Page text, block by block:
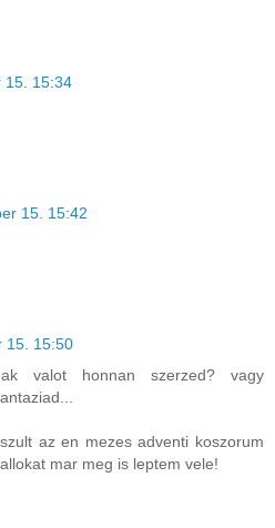
15. 15:34
15. 15:42
15. 15:50
valot honnan szerzed? vagy
az en mezes adventi koszorum
mar meg is leptem vele!